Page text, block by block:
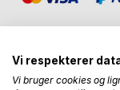
BESKRIVELSE
Vi respekterer
Vi bruger cookies og